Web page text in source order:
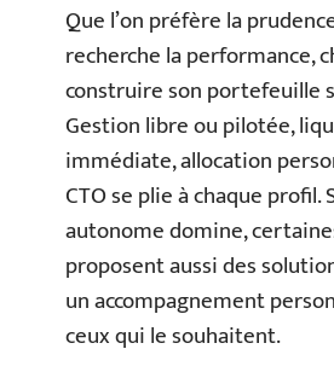
Que l’on préfère la
recherche la performance,
construire son portefeuille
Gestion libre ou pilotée,
immédiate, allocation
CTO se plie à chaque profil.
autonome domine,
proposent aussi des
un accompagnement
ceux qui le souhaitent.